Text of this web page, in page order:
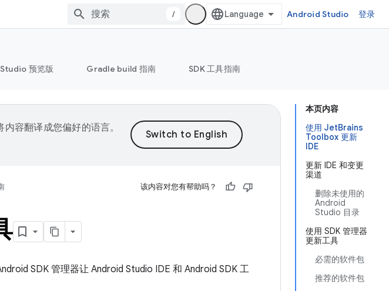
/ Android Studio 登录
预览版 Gradle build 指南 SDK 工具指南
本页内容
使用 JetBrains
Toolbox 更新
IDE
更新 IDE 和变更
渠道
删除未使用的
Android
Studio 目录
使用 SDK 管理器
更新工具
必需的软件包
推荐的软件包
容翻译成您偏好的语言。
该内容对您有帮助吗？
SDK 管理器让 Android Studio IDE 和 Android SDK 工